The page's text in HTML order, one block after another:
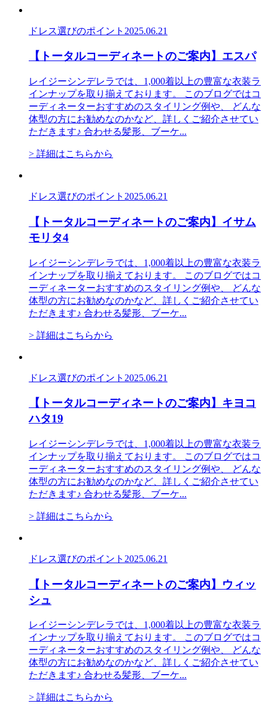
ドレス選びのポイント 2025.06.21
【トータルコーディネートのご案内】エスパ
レイジーシンデレラでは、1,000着以上の豊富な衣装ラ
インナップを取り揃えております。 このブログではコ
ーディネーターおすすめのスタイリング例や、 どんな
体型の方にお勧めなのかなど、詳しくご紹介させてい
ただきます♪ 合わせる髪形、ブーケ...
> 詳細はこちらから
ドレス選びのポイント 2025.06.21
【トータルコーディネートのご案内】イサム
モリタ4
レイジーシンデレラでは、1,000着以上の豊富な衣装ラ
インナップを取り揃えております。 このブログではコ
ーディネーターおすすめのスタイリング例や、 どんな
体型の方にお勧めなのかなど、詳しくご紹介させてい
ただきます♪ 合わせる髪形、ブーケ...
> 詳細はこちらから
ドレス選びのポイント 2025.06.21
【トータルコーディネートのご案内】キヨコ
ハタ19
レイジーシンデレラでは、1,000着以上の豊富な衣装ラ
インナップを取り揃えております。 このブログではコ
ーディネーターおすすめのスタイリング例や、 どんな
体型の方にお勧めなのかなど、詳しくご紹介させてい
ただきます♪ 合わせる髪形、ブーケ...
> 詳細はこちらから
ドレス選びのポイント 2025.06.21
【トータルコーディネートのご案内】ウィッ
シュ
レイジーシンデレラでは、1,000着以上の豊富な衣装ラ
インナップを取り揃えております。 このブログではコ
ーディネーターおすすめのスタイリング例や、 どんな
体型の方にお勧めなのかなど、詳しくご紹介させてい
ただきます♪ 合わせる髪形、ブーケ...
> 詳細はこちらから